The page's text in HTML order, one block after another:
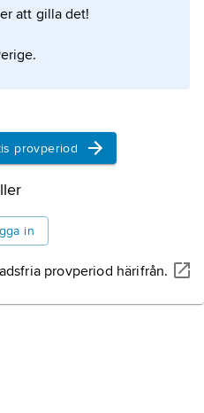
att gilla det!
provperiod
in
provperiod härifrån.